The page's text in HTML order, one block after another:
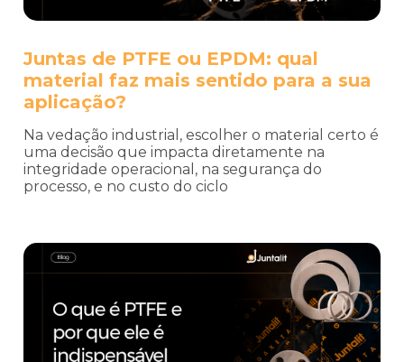
Juntas de PTFE ou EPDM: qual
material faz mais sentido para a sua
aplicação?
Na vedação industrial, escolher o material certo é
uma decisão que impacta diretamente na
integridade operacional, na segurança do
processo, e no custo do ciclo